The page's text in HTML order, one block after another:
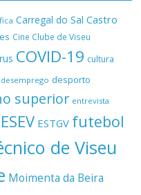
Carregal do Sal Castro
Cine Clube de Viseu
COVID-19 cultura
desemprego desporto
superior entrevista
ESEV ESTGV futebol
de Viseu
Moimenta da Beira